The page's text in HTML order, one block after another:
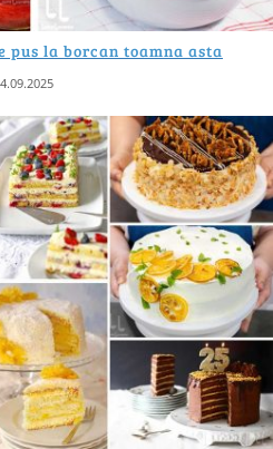
pus la borcan toamna asta